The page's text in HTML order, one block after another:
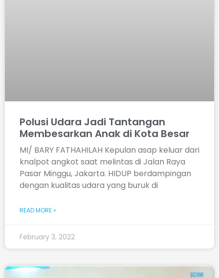
Polusi Udara Jadi Tantangan
Membesarkan Anak di Kota Besar
MI/ BARY FATHAHILAH Kepulan asap keluar dari
knalpot angkot saat melintas di Jalan Raya
Pasar Minggu, Jakarta. HIDUP berdampingan
dengan kualitas udara yang buruk di
READ MORE »
February 3, 2022